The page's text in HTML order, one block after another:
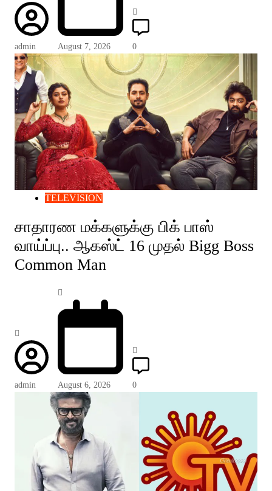
admin August 7, 2026 0
TELEVISION
சாதாரண மக்களுக்கு பிக் பாஸ்
வாய்ப்பு.. ஆகஸ்ட் 16 முதல் Bigg Boss
Common Man
admin August 6, 2026 0